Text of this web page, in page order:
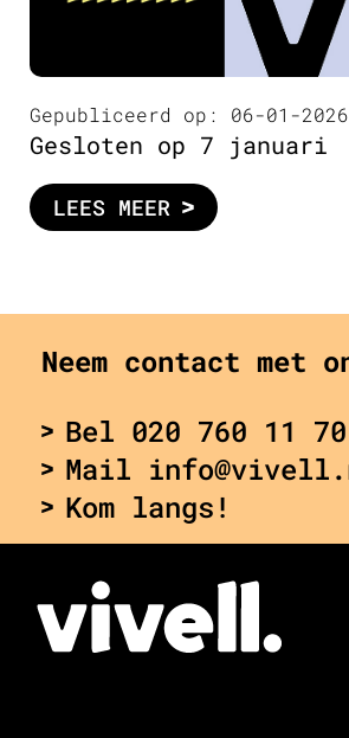
Gepubliceerd op: 06-01-2026
Gesloten op 7 januari
LEES MEER
Neem contact met
Bel 020 760 11 70
Mail
Kom langs!